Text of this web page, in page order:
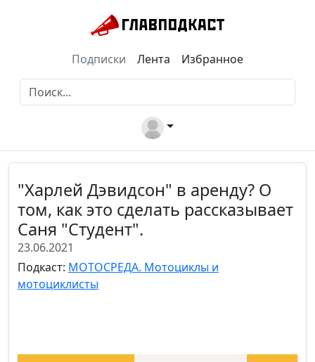
Подписки Лента Избранное
"Харлей Дэвидсон" в аренду? О
том, как это сделать рассказывает
Саня "Студент".
23.06.2021
Подкаст: МОТОСРЕДА. Мотоциклы и
мотоциклисты